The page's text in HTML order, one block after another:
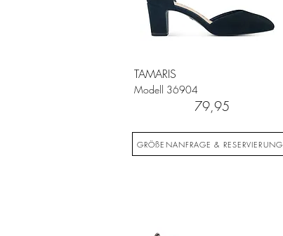
TAMARIS
36904
Modell
79,95
GRÖßENANFRAGE & RESERVIERUNG